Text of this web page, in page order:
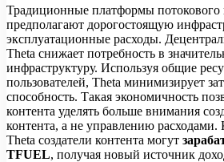
Традиционные платформы потокового
предполагают дорогостоящую
эксплуатационные расходы.
Theta снижает потребность в
инфраструктуру. Используя общие
пользователей, Theta минимизирует
способность. Такая экономичность
контента уделять больше внимания
контента, а не управлению
Theta создатели контента могут
TFUEL, получая новый источник